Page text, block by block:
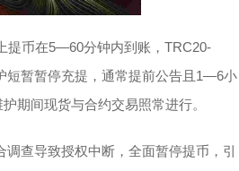
提币在5—60分钟内到账，TRC20-
短暂暂停充提，通常提前公告且1—6小
期间现货与合约交易照常进行。
查导致授权中断，全面暂停提币，引